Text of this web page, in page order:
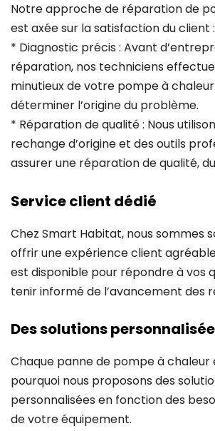
Notre approche de réparation de
est axée sur la satisfaction du client :
* Diagnostic précis : Avant
réparation, nos techniciens
minutieux de votre pompe à
déterminer l’origine du problème.
* Réparation de qualité : Nous
rechange d’origine et des outils
assurer une réparation de qualité,
Service client dédié
Chez Smart Habitat, nous sommes
offrir une expérience client
est disponible pour répondre à vos
tenir informé de l’avancement des
Des solutions
Chaque panne de pompe à chaleur
pourquoi nous proposons des
personnalisées en fonction des
de votre équipement.